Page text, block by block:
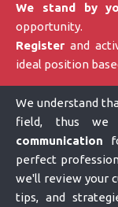
We stand by
opportunity.
Register and
ideal position
We understand
field, thus
communication
perfect
we'll review your
tips, and